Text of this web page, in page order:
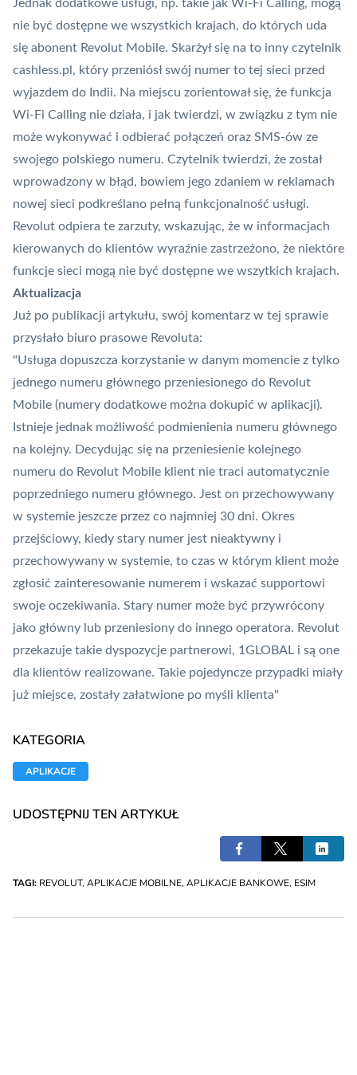
Jednak dodatkowe usługi, np. takie jak Wi-Fi Calling, mogą
nie być dostępne we wszystkich krajach, do których uda
się abonent Revolut Mobile. Skarżył się na to inny czytelnik
cashless.pl, który przeniósł swój numer to tej sieci przed
wyjazdem do Indii. Na miejscu zorientował się, że funkcja
Wi-Fi Calling nie działa, i jak twierdzi, w związku z tym nie
może wykonywać i odbierać połączeń oraz SMS-ów ze
swojego polskiego numeru. Czytelnik twierdzi, że został
wprowadzony w błąd, bowiem jego zdaniem w reklamach
nowej sieci podkreślano pełną funkcjonalność usługi.
Revolut odpiera te zarzuty, wskazując, że w informacjach
kierowanych do klientów wyraźnie zastrzeżono, że niektóre
funkcje sieci mogą nie być dostępne we wszytkich krajach.
Aktualizacja
Już po publikacji artykułu, swój komentarz w tej sprawie
przysłało biuro prasowe Revoluta:
"Usługa dopuszcza korzystanie w danym momencie z tylko
jednego numeru głównego przeniesionego do Revolut
Mobile (numery dodatkowe można dokupić w aplikacji).
Istnieje jednak możliwość podmienienia numeru głównego
na kolejny. Decydując się na przeniesienie kolejnego
numeru do Revolut Mobile klient nie traci automatycznie
poprzedniego numeru głównego. Jest on przechowywany
w systemie jeszcze przez co najmniej 30 dni. Okres
przejściowy, kiedy stary numer jest nieaktywny i
przechowywany w systemie, to czas w którym klient może
zgłosić zainteresowanie numerem i wskazać supportowi
swoje oczekiwania. Stary numer może być przywrócony
jako główny lub przeniesiony do innego operatora. Revolut
przekazuje takie dyspozycje partnerowi, 1GLOBAL i są one
dla klientów realizowane. Takie pojedyncze przypadki miały
już miejsce, zostały załatwione po myśli klienta"
KATEGORIA
APLIKACJE
UDOSTĘPNIJ TEN ARTYKUŁ
TAGI: REVOLUT, APLIKACJE MOBILNE, APLIKACJE BANKOWE, ESIM